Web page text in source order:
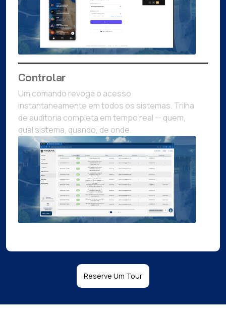
Controlar
Um comando revoga o acesso
instantaneamente em todos os sistemas. Trilha
de auditoria completa em tempo real — quem,
qual sistema, quando, de onde.
Reserve Um Tour